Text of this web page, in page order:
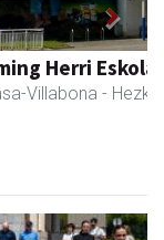
Next